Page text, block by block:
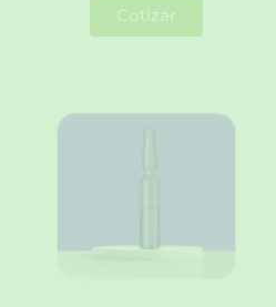
Cotizar